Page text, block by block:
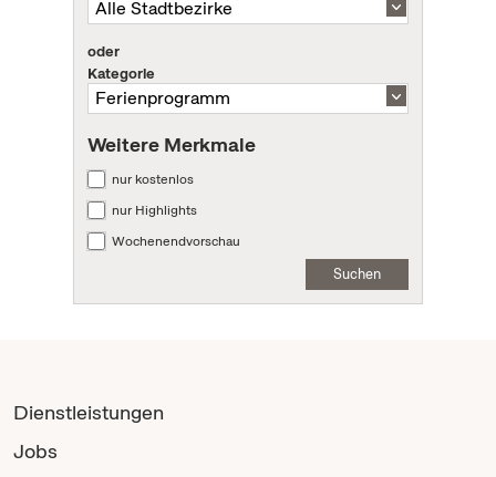
oder
Kategorie
Weitere Merkmale
nur kostenlos
nur Highlights
Wochenendvorschau
Suchen
Dienstleistungen
Jobs